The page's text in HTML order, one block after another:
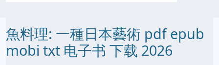
魚料理: 一種日本藝術 pdf epub
mobi txt 电子书 下载 2026